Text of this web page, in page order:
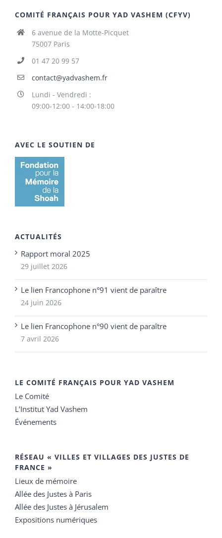
COMITÉ FRANÇAIS POUR YAD VASHEM (CFYV)
6 avenue de la Motte-Picquet
75007 Paris
01 47 20 99 57
contact@yadvashem.fr
Lundi - Vendredi :
09:00-12:00 - 14:00-18:00
AVEC LE SOUTIEN DE
ACTUALITÉS
Rapport moral 2025
29 juillet 2026
Le lien Francophone n°91 vient de paraître
24 juin 2026
Le lien Francophone n°90 vient de paraître
7 avril 2026
LE COMITÉ FRANÇAIS POUR YAD VASHEM
Le Comité
L’Institut Yad Vashem
Événements
RÉSEAU « VILLES ET VILLAGES DES JUSTES DE
FRANCE »
Lieux de mémoire
Allée des Justes à Paris
Allée des Justes à Jérusalem
Expositions numériques